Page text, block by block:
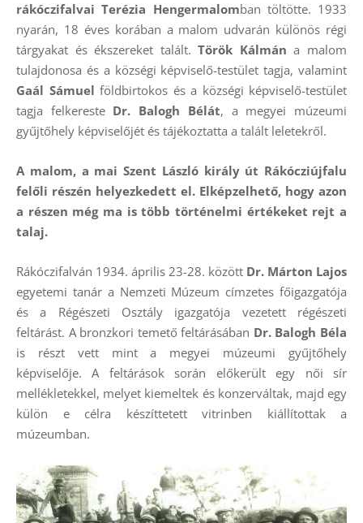
rákóczifalvai Terézia Hengermalomban töltötte. 1933
nyarán, 18 éves korában a malom udvarán különös régi
tárgyakat és ékszereket talált.Török Kálmán a malom
tulajdonosa és a községi képviselő-testület tagja, valamint
Gaál Sámuel földbirtokos és a községi képviselő-testület
tagja felkereste Dr. Balogh Bélát, a megyei múzeumi
gyűjtőhely képviselőjét és tájékoztatta a talált leletekről.
A malom, a mai Szent László király út Rákócziújfalu
felőli részén helyezkedett el. Elképzelhető, hogy azon
a részen még ma is több történelmi értékeket rejt a
talaj.
Rákóczifalván 1934. április 23-28. között Dr. Márton Lajos
egyetemi tanár a Nemzeti Múzeum címzetes főigazgatója
és a Régészeti Osztály igazgatója vezetett régészeti
feltárást. A bronzkori temető feltárásában Dr. Balogh Béla
is részt vett mint a megyei múzeumi gyűjtőhely
képviselője. A feltárások során előkerült egy női sír
mellékletekkel, melyet kiemeltek és konzerváltak, majd egy
külön e célra készíttetett vitrinben kiállítottak a
múzeumban.